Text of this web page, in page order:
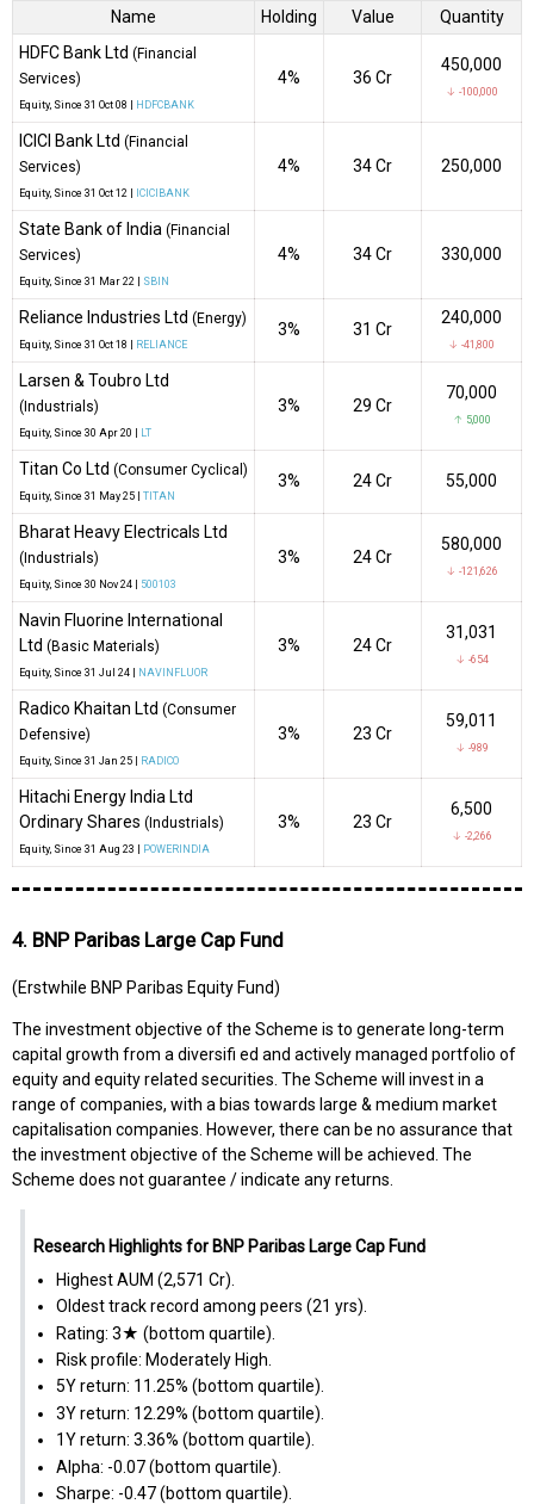
Name Holding Value
Quantity
HDFC Bank Ltd (Financial
Services)
Equity , Since 31 Oct 08 | HDFCBANK
4% ₹36 Cr
450,000
↓ -100,000
ICICI Bank Ltd (Financial
Services)
Equity , Since 31 Oct 12 | ICICIBANK
4% ₹34 Cr 250,000
State Bank of India (Financial
Services)
Equity , Since 31 Mar 22 | SBIN
4% ₹34 Cr 330,000
Reliance Industries Ltd (Energy)
Equity , Since 31 Oct 18 | RELIANCE
3% ₹31 Cr
240,000
↓ -41,800
Larsen & Toubro Ltd
(Industrials)
Equity , Since 30 Apr 20 | LT
3% ₹29 Cr
70,000
↑ 5,000
Titan Co Ltd (Consumer Cyclical)
Equity , Since 31 May 25 | TITAN
3% ₹24 Cr 55,000
Bharat Heavy Electricals Ltd
(Industrials)
Equity , Since 30 Nov 24 | 500103
3% ₹24 Cr
580,000
↓ -121,626
Navin Fluorine International
Ltd (Basic Materials)
Equity , Since 31 Jul 24 | NAVINFLUOR
3% ₹24 Cr
31,031
↓ -654
Radico Khaitan Ltd (Consumer
Defensive)
Equity , Since 31 Jan 25 | RADICO
3% ₹23 Cr
59,011
↓ -989
Hitachi Energy India Ltd
Ordinary Shares (Industrials)
Equity , Since 31 Aug 23 | POWERINDIA
3% ₹23 Cr
6,500
↓ -2,266
4. BNP Paribas Large Cap Fund
(Erstwhile BNP Paribas Equity Fund)
The investment objective of the Scheme is to generate long-term
capital growth from a diversifi ed and actively managed portfolio of
equity and equity related securities. The Scheme will invest in a
range of companies, with a bias towards large & medium market
capitalisation companies. However, there can be no assurance that
the investment objective of the Scheme will be achieved. The
Scheme does not guarantee / indicate any returns.
Research Highlights for BNP Paribas Large Cap Fund
Highest AUM (₹2,571 Cr).
Oldest track record among peers (21 yrs).
Rating: 3★ (bottom quartile).
Risk profile: Moderately High.
5Y return: 11.25% (bottom quartile).
3Y return: 12.29% (bottom quartile).
1Y return: 3.36% (bottom quartile).
Alpha: -0.07 (bottom quartile).
Sharpe: -0.47 (bottom quartile).